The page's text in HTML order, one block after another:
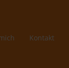
Kontakt